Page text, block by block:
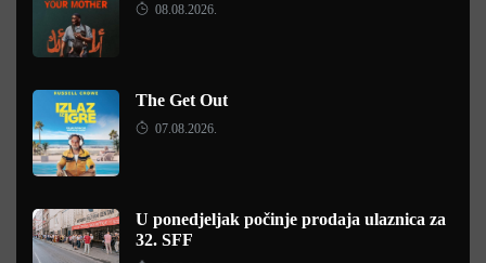
08.08.2026.
The Get Out
07.08.2026.
U ponedjeljak počinje prodaja ulaznica za
32. SFF